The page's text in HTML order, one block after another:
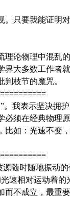
只要我能证明
论物理中混乱
大多数工作者
枝节的魔咒。
我表示坚决拥
须在经典物理
如：光速不变
随时随地振动
速相对运动着的
不成立，最重